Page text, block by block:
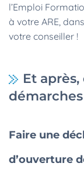
l’Emploi
à votre ARE,
votre conseiller !
Et
Faire une
d’ouverture